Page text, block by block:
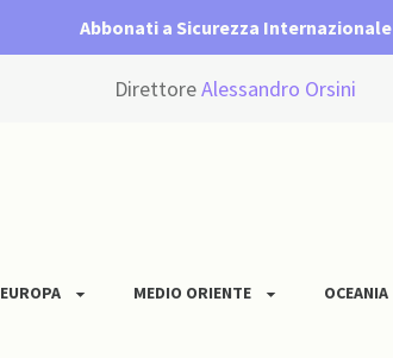
Abbonati a Sicurezza Internazionale
DirettoreAlessandro Orsini
EUROPA MEDIO ORIENTE OCEANIA